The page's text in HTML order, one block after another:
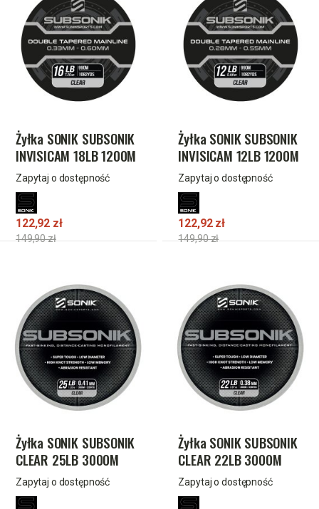
Żyłka SONIK SUBSONIK
INVISICAM 18LB 1200M
(0.35mm)
Zapytaj o dostępność
122,92 zł
149,90 zł
Żyłka SONIK SUBSONIK
INVISICAM 12LB 1200M
(0.28mm)
Zapytaj o dostępność
122,92 zł
149,90 zł
Żyłka SONIK SUBSONIK
CLEAR 25LB 3000M
0.41mm
Zapytaj o dostępność
Żyłka SONIK SUBSONIK
CLEAR 22LB 3000M
0.38mm
Zapytaj o dostępność